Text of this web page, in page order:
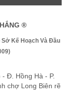
®
Sở Kế Hoạch Và Đầu
Đ. Hồng Hà - P.
chợ Long Biên rẽ